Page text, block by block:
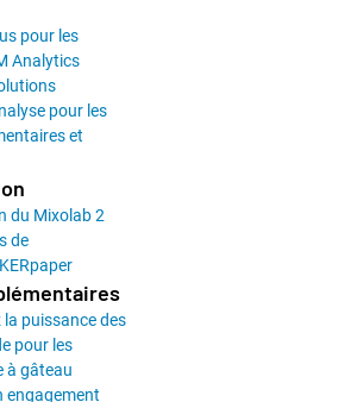
pour les
Analytics
pour les
et
du Mixolab 2
de
puissance des
pour les
à gâteau
engagement